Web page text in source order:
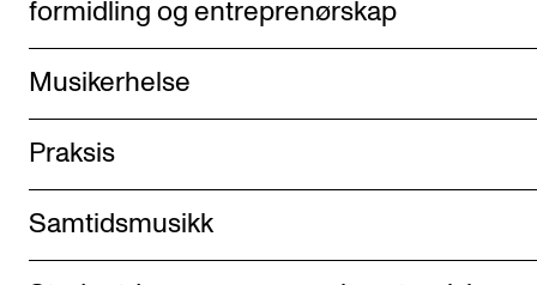
Etter noter nyhetsbrev
Studentutvalet SUT
Biblioteket
formidling og entreprenørskap
Musikerhelse
Praksis
Samtidsmusikk